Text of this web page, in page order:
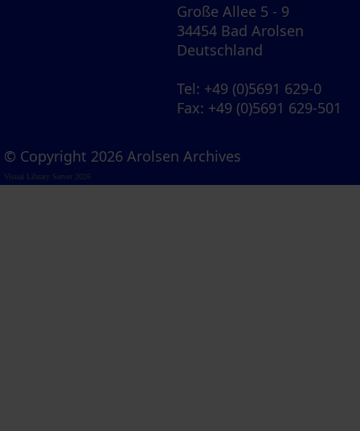
Große Allee 5 - 9
34454 Bad Arolsen
Deutschland
Tel: +49 (0)5691 629-0
Fax: +49 (0)5691 629-501
© Copyright 2026 Arolsen Archives
Visual Library Server 2026